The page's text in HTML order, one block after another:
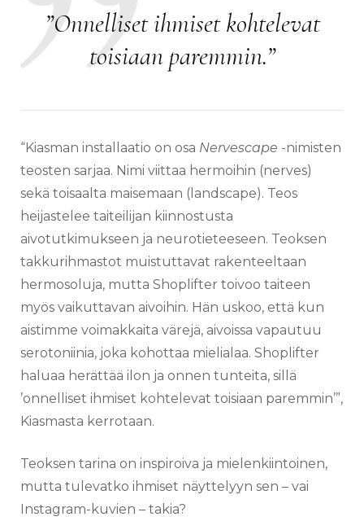
”Onnelliset ihmiset kohtelevat
toisiaan paremmin.”
“Kiasman installaatio on osa Nervescape -nimisten
teosten sarjaa. Nimi viittaa hermoihin (nerves)
sekä toisaalta maisemaan (landscape). Teos
heijastelee taiteilijan kiinnostusta
aivotutkimukseen ja neurotieteeseen. Teoksen
takkurihmastot muistuttavat rakenteeltaan
hermosoluja, mutta Shoplifter toivoo taiteen
myös vaikuttavan aivoihin. Hän uskoo, että kun
aistimme voimakkaita värejä, aivoissa vapautuu
serotoniinia, joka kohottaa mielialaa. Shoplifter
haluaa herättää ilon ja onnen tunteita, sillä
’onnelliset ihmiset kohtelevat toisiaan paremmin’”,
Kiasmasta kerrotaan.
Teoksen tarina on inspiroiva ja mielenkiintoinen,
mutta tulevatko ihmiset näyttelyyn sen – vai
Instagram-kuvien – takia?